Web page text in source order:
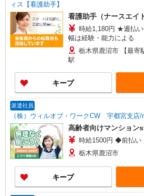
ィス【看護助手】
看護助手（ナースエイ
時給1,180円 ★週払いOK
幅は経験・能力による
栃木県鹿沼市 【最寄
駅
キープ
派遣社員
（株）ウィルオブ・ワークCW 宇都宮支店/
高齢者向けマンション
時給1500円
栃木県鹿沼市
キープ